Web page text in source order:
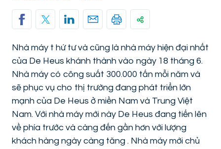
Nhà máy t hứ tư và cũng là nhà máy hiện đại nhất
của De Heus khánh thành vào ngày 18 tháng 6.
Nhà máy có công suất 300.000 tấn mỗi năm và
sẽ phục vụ cho thị trường đang phát triển lớn
mạnh của De Heus ở miền Nam và Trung Việt
Nam. Với nhà máy mới này De Heus đang tiến lên
về phía trước và càng đến gần hơn với lượng
khách hàng ngày càng tăng . Nhà máy mới chủ